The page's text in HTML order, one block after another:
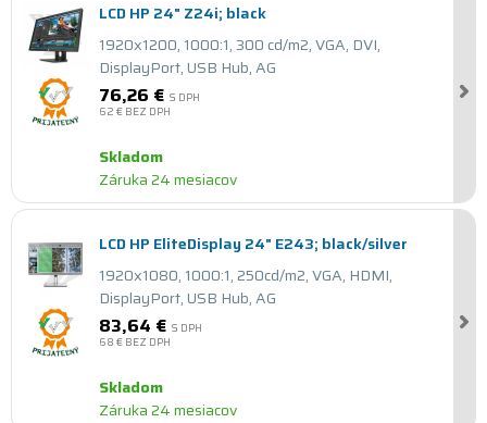
LCD HP 24" Z24i; black
1920x1200, 1000:1, 300 cd/m2, VGA, DVI,
DisplayPort, USB Hub, AG
76,26 € S DPH
62 € BEZ DPH
Skladom
Záruka 24 mesiacov
LCD HP EliteDisplay 24" E243; black/silver
1920x1080, 1000:1, 250cd/m2, VGA, HDMI,
DisplayPort, USB Hub, AG
83,64 € S DPH
68 € BEZ DPH
Skladom
Záruka 24 mesiacov